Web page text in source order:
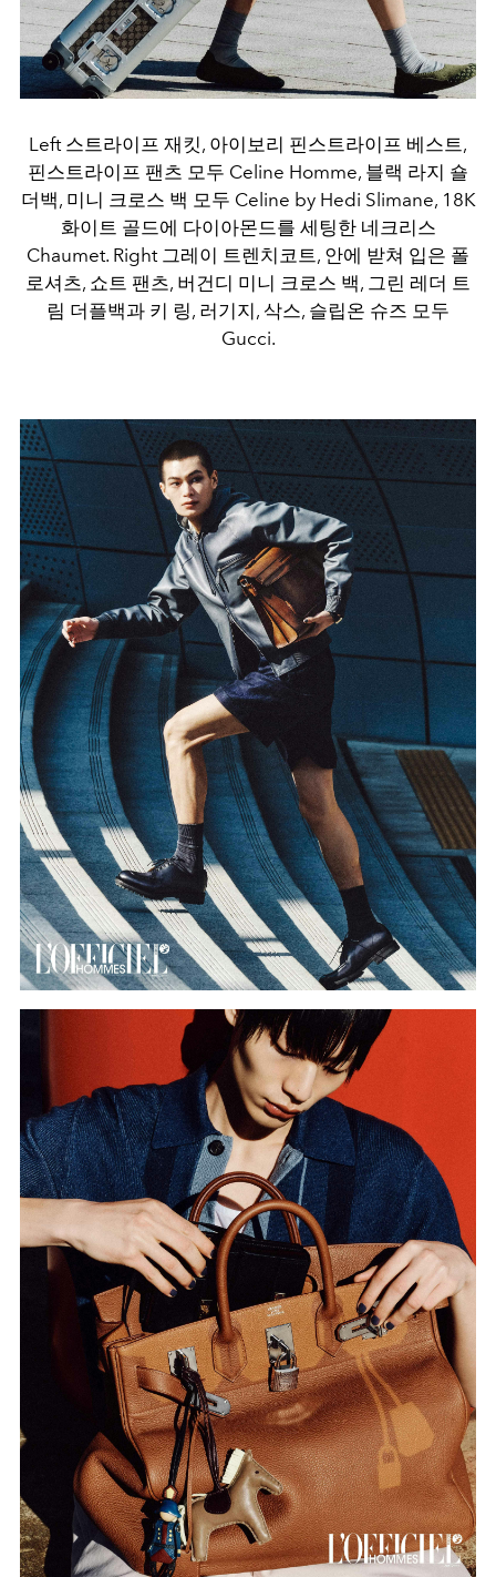
Left 스트라이프 재킷, 아이보리 핀스트라이프 베스트,
핀스트라이프 팬츠 모두 Celine Homme, 블랙 라지 숄
더백, 미니 크로스 백 모두 Celine by Hedi Slimane, 18K
화이트 골드에 다이아몬드를 세팅한 네크리스
Chaumet. Right 그레이 트렌치코트, 안에 받쳐 입은 폴
로셔츠, 쇼트 팬츠, 버건디 미니 크로스 백, 그린 레더 트
림 더플백과 키 링, 러기지, 삭스, 슬립온 슈즈 모두
Gucci.